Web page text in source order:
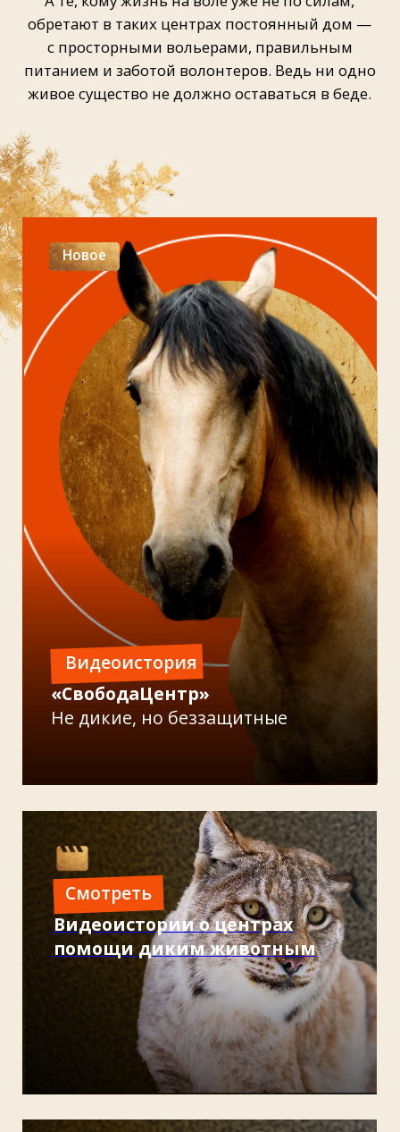
Защитники
О проекте
Почему мы решили
поддержать тех, кто спасает
обитателей природы
Читать
Полезные статьи
о людях, зверях
и правилах помощи
Смотреть
Видеоистории о центрах
помощи диким животным
Не дикие, но беззащитные